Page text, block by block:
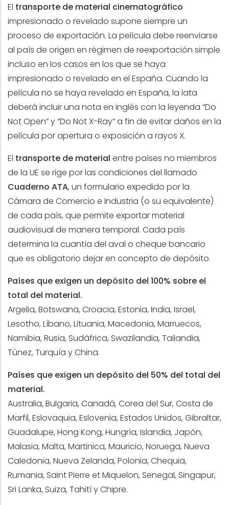
El transporte de material cinematográfico
impresionado o revelado supone siempre un
proceso de exportación. La película debe reenviarse
al país de origen en régimen de reexportación simple
incluso en los casos en los que se haya
impresionado o revelado en el España. Cuando la
película no se haya revelado en España, la lata
deberá incluir una nota en inglés con la leyenda “Do
Not Open” y “Do Not X-Ray” a fin de evitar daños en la
película por apertura o exposición a rayos X.
El transporte de material entre países no miembros
de la UE se rige por las condiciones del llamado
Cuaderno ATA, un formulario expedido por la
Cámara de Comercio e Industria (o su equivalente)
de cada país, que permite exportar material
audiovisual de manera temporal. Cada país
determina la cuantía del aval o cheque bancario
que es obligatorio dejar en concepto de depósito.
Países que exigen un depósito del 100% sobre el
total del material.
Argelia, Botswana, Croacia, Estonia, India, Israel,
Lesotho, Líbano, Lituania, Macedonia, Marruecos,
Namibia, Rusia, Sudáfrica, Swazilandia, Tailandia,
Túnez, Turquía y China.
Países que exigen un depósito del 50% del total del
material.
Australia, Bulgaria, Canadá, Corea del Sur, Costa de
Marfil, Eslovaquia, Eslovenia, Estados Unidos, Gibraltar,
Guadalupe, Hong Kong, Hungría, Islandia, Japón,
Malasia, Malta, Martinica, Mauricio, Noruega, Nueva
Caledonia, Nueva Zelanda, Polonia, Chequia,
Rumania, Saint Pierre et Miquelon, Senegal, Singapur,
Sri Lanka, Suiza, Tahití y Chipre.